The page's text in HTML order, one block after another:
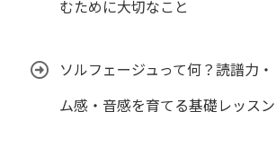
むために大切なこと
ソルフェージュって何？読譜力・
ム感・音感を育てる基礎レッスン